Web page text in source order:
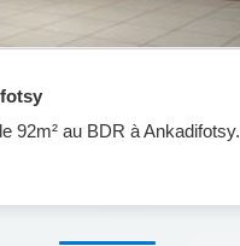
92m² au BDR à Ankadifotsy.